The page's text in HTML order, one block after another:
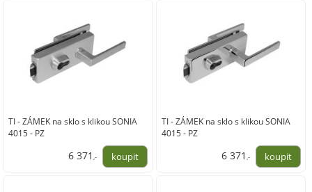
TI - ZÁMEK na sklo s klikou SONIA
4015 - PZ
6 371 ,-
TI - ZÁMEK na sklo s klikou SONIA
4015 - PZ
6 371 ,-